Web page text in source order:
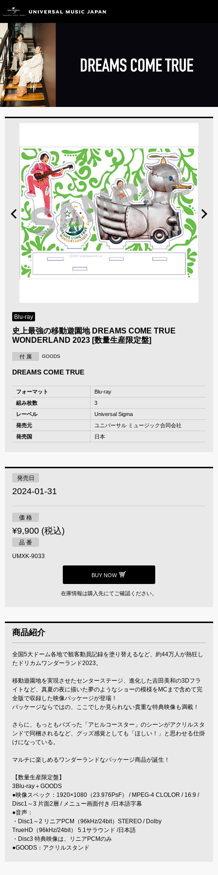
Blu-ray
史上最強の移動遊園地 DREAMS COME TRUE
WONDERLAND 2023 [数量生産限定盤]
付 属 GOODS
DREAMS COME TRUE
フォーマット
Blu-ray
組み枚数
3
レーベル
Universal Sigma
発売元
ユニバーサル ミュージック合同会社
発売国
日本
発売日
2024-01-31
価 格
¥9,900 (税込)
品 番
UMXK-9033
BUY NOW
在庫情報は購入先にてご確認ください。
商品紹介
全国5大ドーム各地で観客動員記録を塗り替えるなど、約44万人が熱狂し
たドリカムワンダーランド2023。
移動遊園地を実現させたセンターステージ、進化した吉田美和の3Dフラ
イトなど、真夏の夜に描いた夢のようなショーの模様をMCまで含めて完
全版で収録した映像パッケージが登場！
パッケージならではの、ここでしか見られない貴重な特典映像も満載！
さらに、もっともバズった「アヒルコースター」のシーンがアクリルスタ
ンドで同梱されるなど、グッズ感覚としても「ほしい！」と思わせる仕掛
けになっている。
マルチに楽しめるワンダーランドなパッケージ商品が誕生！
【数量生産限定盤】
3Blu-ray＋GOODS
●映像スペック：1920×1080（23.976PsF） / MPEG-4 CLOLOR / 16:9 /
Disc1～3 片面2層 / メニュー画面付き /日本語字幕
●音声：
・Disc1～2 リニアPCM（96kHz/24bit）STEREO / Dolby
TrueHD（96kHz/24bit） 5.1サラウンド /日本語
・Disc3 特典映像は、リニアPCMのみ
●GOODS：アクリルスタンド